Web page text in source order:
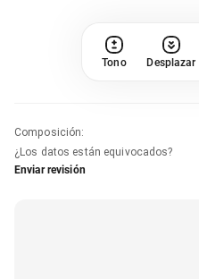
Tono Desplazar
Composición:
¿Los datos están equivocados?
Enviar revisión